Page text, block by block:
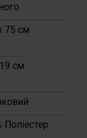
75 см
см
Поліестер